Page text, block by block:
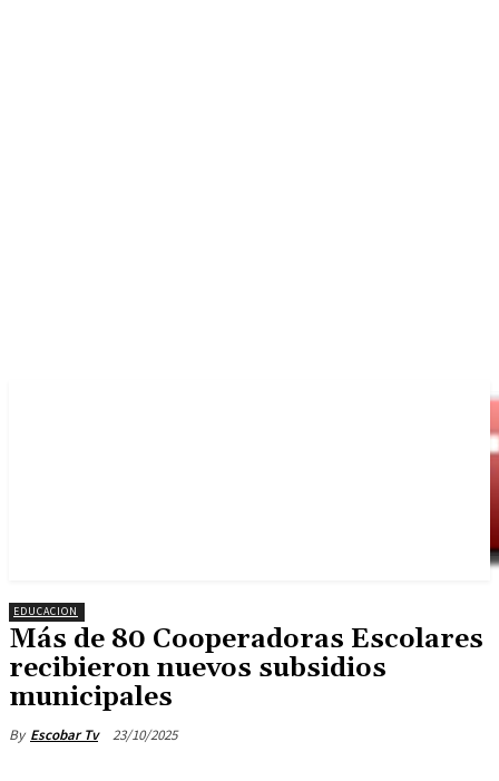
EDUCACION
Más de 80 Cooperadoras Escolares
recibieron nuevos subsidios
municipales
By Escobar Tv 23/10/2025